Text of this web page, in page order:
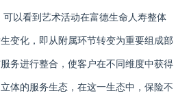
可以看到艺术活动在富德生命人寿整体
变化，即从附属环节转变为重要组成部
务进行整合，使客户在不同维度中获得
体的服务生态，在这一生态中，保险不